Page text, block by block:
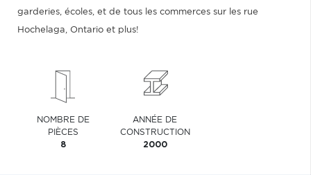
garderies, écoles, et de tous les commerces sur les rue
Hochelaga, Ontario et plus!
NOMBRE DE
PIÈCES
8
ANNÉE DE
CONSTRUCTION
2000